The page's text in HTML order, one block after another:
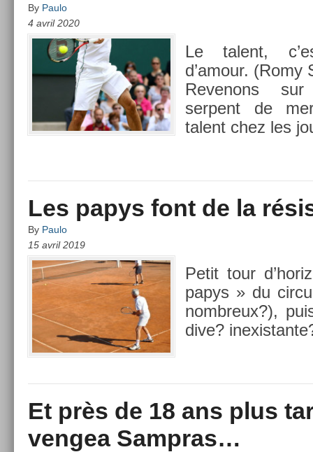
By Paulo
4 avril 2020
Le talent,
d’amour. (Romy
Re­venons
serpent de
talent chez les
Les papys font de la
By Paulo
15 avril 2019
Petit tour
papys » du
nombreux?),
dive?
Et près de 18 ans plus
vengea Sampras…